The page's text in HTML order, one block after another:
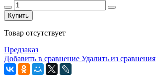
Купить
Товар отсутствует
Предзаказ
Добавить в сравнение Удалить из сравнения